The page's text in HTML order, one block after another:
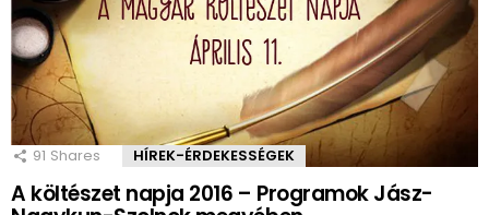
91 Shares HÍREK-ÉRDEKESSÉGEK
A költészet napja 2016 – Programok Jász-